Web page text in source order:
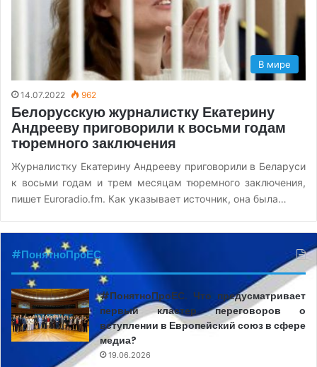
В мире
14.07.2022 962
Белорусскую журналистку Екатерину
Андрееву приговорили к восьми годам
тюремного заключения
Журналистку Екатерину Андрееву приговорили в Беларуси
к восьми годам и трем месяцам тюремного заключения,
пишет Euroradio.fm. Как указывает источник, она была…
#ПонятноПроЕС
#ПонятноПроЕС. Что предусматривает
первый кластер переговоров о
вступлении в Европейский союз в сфере
медиа?
19.06.2026